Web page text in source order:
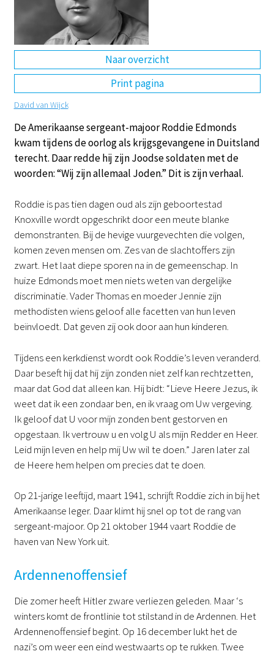
Naar overzicht
Print pagina
David van Wijck
De Amerikaanse sergeant-majoor Roddie Edmonds
kwam tijdens de oorlog als krijgsgevangene in Duitsland
terecht. Daar redde hij zijn Joodse soldaten met de
woorden: “Wij zijn allemaal Joden.” Dit is zijn verhaal.
Roddie is pas tien dagen oud als zijn geboortestad
Knoxville wordt opgeschrikt door een meute blanke
demonstranten. Bij de hevige vuurgevechten die volgen,
komen zeven mensen om. Zes van de slachtoffers zijn
zwart. Het laat diepe sporen na in de gemeenschap. In
huize Edmonds moet men niets weten van dergelijke
discriminatie. Vader Thomas en moeder Jennie zijn
methodisten wiens geloof alle facetten van hun leven
beïnvloedt. Dat geven zij ook door aan hun kinderen.
Tijdens een kerkdienst wordt ook Roddie’s leven veranderd.
Daar beseft hij dat hij zijn zonden niet zelf kan rechtzetten,
maar dat God dat alleen kan. Hij bidt: “Lieve Heere Jezus, ik
weet dat ik een zondaar ben, en ik vraag om Uw vergeving.
Ik geloof dat U voor mijn zonden bent gestorven en
opgestaan. Ik vertrouw u en volg U als mijn Redder en Heer.
Leid mijn leven en help mij Uw wil te doen.” Jaren later zal
de Heere hem helpen om precies dat te doen.
Op 21-jarige leeftijd, maart 1941, schrijft Roddie zich in bij het
Amerikaanse leger. Daar klimt hij snel op tot de rang van
sergeant-majoor. Op 21 oktober 1944 vaart Roddie de
haven van New York uit.
Ardennenoffensief
Die zomer heeft Hitler zware verliezen geleden. Maar ‘s
winters komt de frontlinie tot stilstand in de Ardennen. Het
Ardennenoffensief begint. Op 16 december lukt het de
nazi’s om weer een eind westwaarts op te rukken. Twee
DE EN